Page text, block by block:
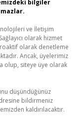
bilgiler
ve İletişim
olarak hizmet
olarak denetleme
Ancak, üyelerimiz
olup, siteye üye olarak
düşündüğünüz
bildirmeniz
kaldırılacaktır.